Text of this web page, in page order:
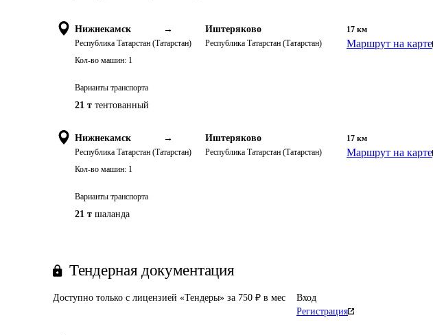
Нижнекамск →
Республика Татарстан (Татарстан)
Иштеряково
Республика Татарстан (Татарстан)
17 км
Маршрут на карте
Кол-во машин: 1
Варианты транспорта
21 т тентованный
Нижнекамск →
Республика Татарстан (Татарстан)
Иштеряково
Республика Татарстан (Татарстан)
17 км
Маршрут на карте
Кол-во машин: 1
Варианты транспорта
21 т шаланда
Тендерная документация
Доступно только с лицензией «Тендеры» за 750 ₽ в мес
Вход
Регистрация